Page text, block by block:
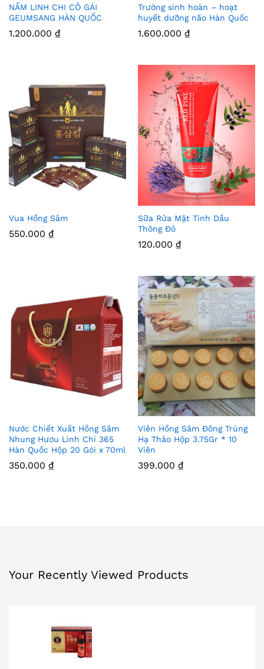
Thê
Thíc
h
NẤM LINH CHI CÔ GÁI
GEUMSANG HÀN QUỐC
1.200.000 ₫
Thê
Yêu
Thíc
Trường sinh hoàn – hoạt
huyết dưỡng não Hàn Quốc
1.600.000 ₫
Thíc
h
Vua Hồng Sâm
550.000 ₫
Thê
Yêu
Thíc
h
Sữa Rửa Mặt Tinh Dầu
Thông Đỏ
120.000 ₫
Thê
m
Nước Chiết Xuất Hồng Sâm
Nhung Hươu Linh Chi 365
Hàn Quốc Hộp 20 Gói x 70ml
350.000 ₫
Thê
Viên Hồng Sâm Đông Trùng
Hạ Thảo Hộp 3.75Gr * 10
Viên
399.000 ₫
Your Recently Viewed Products